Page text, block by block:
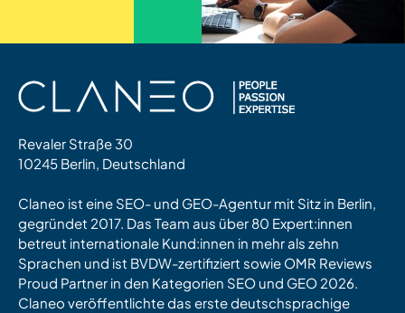
Revaler Straße 30
10245 Berlin, Deutschland
Claneo ist eine SEO- und GEO-Agentur mit Sitz in Berlin,
gegründet 2017. Das Team aus über 80 Expert:innen
betreut internationale Kund:innen in mehr als zehn
Sprachen und ist BVDW-zertifiziert sowie OMR Reviews
Proud Partner in den Kategorien SEO und GEO 2026.
Claneo veröffentlichte das erste deutschsprachige